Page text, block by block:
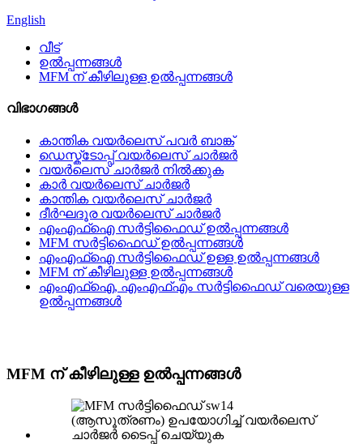
English
വീട്
ഉൽപ്പന്നങ്ങൾ
MFM ന് കീഴിലുള്ള ഉൽപ്പന്നങ്ങൾ
വിഭാഗങ്ങൾ
കാന്തിക വയർലെസ് പവർ ബാങ്ക്
ഡെസ്ക്ടോപ്പ് വയർലെസ് ചാർജർ
വയർലെസ് ചാർജർ നിൽക്കുക
കാർ വയർലെസ് ചാർജർ
കാന്തിക വയർലെസ് ചാർജർ
ദീർഘദൂര വയർലെസ് ചാർജർ
എംഎഫ്ഐ സർട്ടിഫൈഡ് ഉൽപ്പന്നങ്ങൾ
MFM സർട്ടിഫൈഡ് ഉൽപ്പന്നങ്ങൾ
എംഎഫ്ഐ സർട്ടിഫൈഡ് ഉള്ള ഉൽപ്പന്നങ്ങൾ
MFM ന് കീഴിലുള്ള ഉൽപ്പന്നങ്ങൾ
എംഎഫ്ഐ, എംഎഫ്എം സർട്ടിഫൈഡ് വരെയുള്ള
ഉൽപ്പന്നങ്ങൾ
MFM ന് കീഴിലുള്ള ഉൽപ്പന്നങ്ങൾ